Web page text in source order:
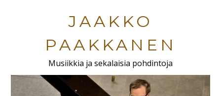
JAAKKO
PAAKKANEN
Musiikkia ja sekalaisia pohdintoja